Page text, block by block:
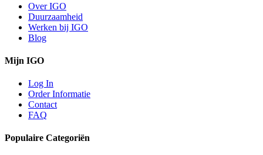
Over IGO
Duurzaamheid
Werken bij IGO
Blog
Mijn IGO
Log In
Order Informatie
Contact
FAQ
Populaire Categoriën